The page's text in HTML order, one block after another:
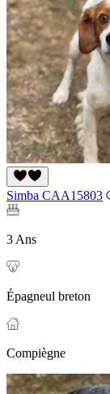
Simba CAA15803
3 Ans
Épagneul breton
Compiègne